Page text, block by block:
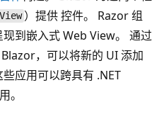
）提供控件。 Razor 组
到嵌入式 Web View。 通过
，可以将新的 UI 添加
应用可以跨具有 .NET
。